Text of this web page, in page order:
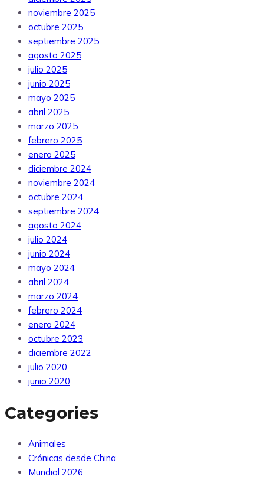
noviembre 2025
octubre 2025
septiembre 2025
agosto 2025
julio 2025
junio 2025
mayo 2025
abril 2025
marzo 2025
febrero 2025
enero 2025
diciembre 2024
noviembre 2024
octubre 2024
septiembre 2024
agosto 2024
julio 2024
junio 2024
mayo 2024
abril 2024
marzo 2024
febrero 2024
enero 2024
octubre 2023
diciembre 2022
julio 2020
junio 2020
Categories
Animales
Crónicas desde China
Mundial 2026